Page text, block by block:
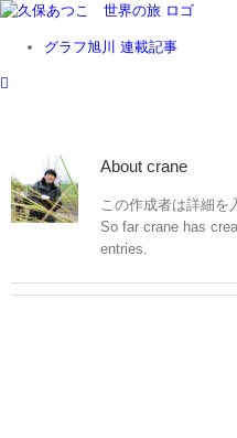
Skip
content グラフ旭川 連載記事
About crane
この作成者は詳細を
So far crane has
entries.